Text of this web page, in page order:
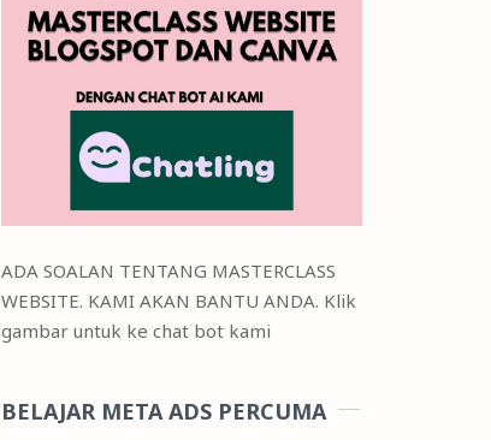
ADA SOALAN TENTANG MASTERCLASS
WEBSITE. KAMI AKAN BANTU ANDA. Klik
gambar untuk ke chat bot kami
BELAJAR META ADS PERCUMA